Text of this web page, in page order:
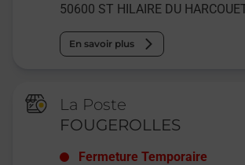
50600 ST HILAIRE DU
En savoir plus
La Poste
FOUGEROLLES
Fermeture Temporaire